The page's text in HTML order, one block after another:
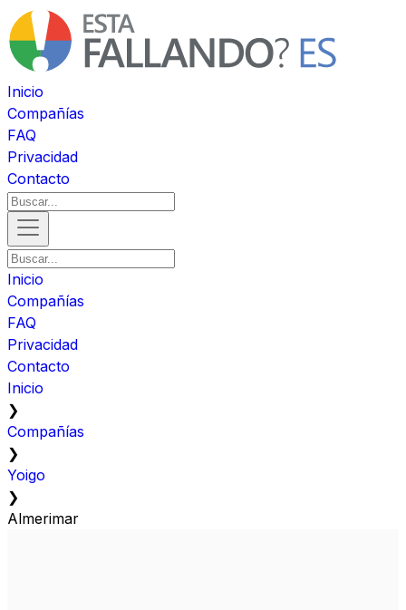
Inicio
Compañías
FAQ
Privacidad
Contacto
Inicio
Compañías
FAQ
Privacidad
Contacto
Inicio
❯
Compañías
❯
Yoigo
❯
Almerimar